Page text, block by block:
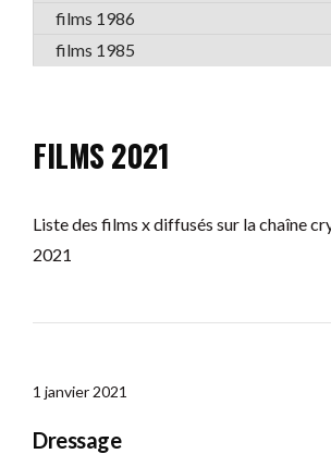
films 1986
films 1985
FILMS 2021
Liste des films x diffusés sur la chaîne
2021
1 janvier 2021
Dressage